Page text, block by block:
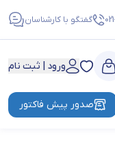
گفتگو با کارشناسان
ورود | ثبت نام
صدور پیش فاکتور